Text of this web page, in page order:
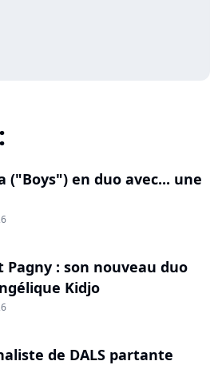
("Boys") en duo avec... une
Pagny : son nouveau duo
Kidjo
de DALS partante